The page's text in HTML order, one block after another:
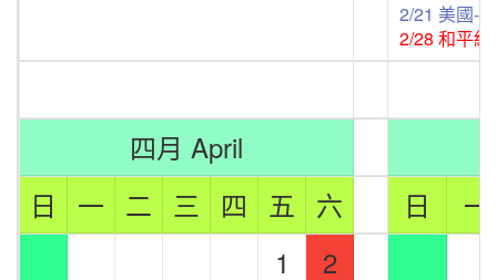
2/21 美國-
2/28 和平紀
四月 April
日
一 二 三 四 五 六 日
一
1
2